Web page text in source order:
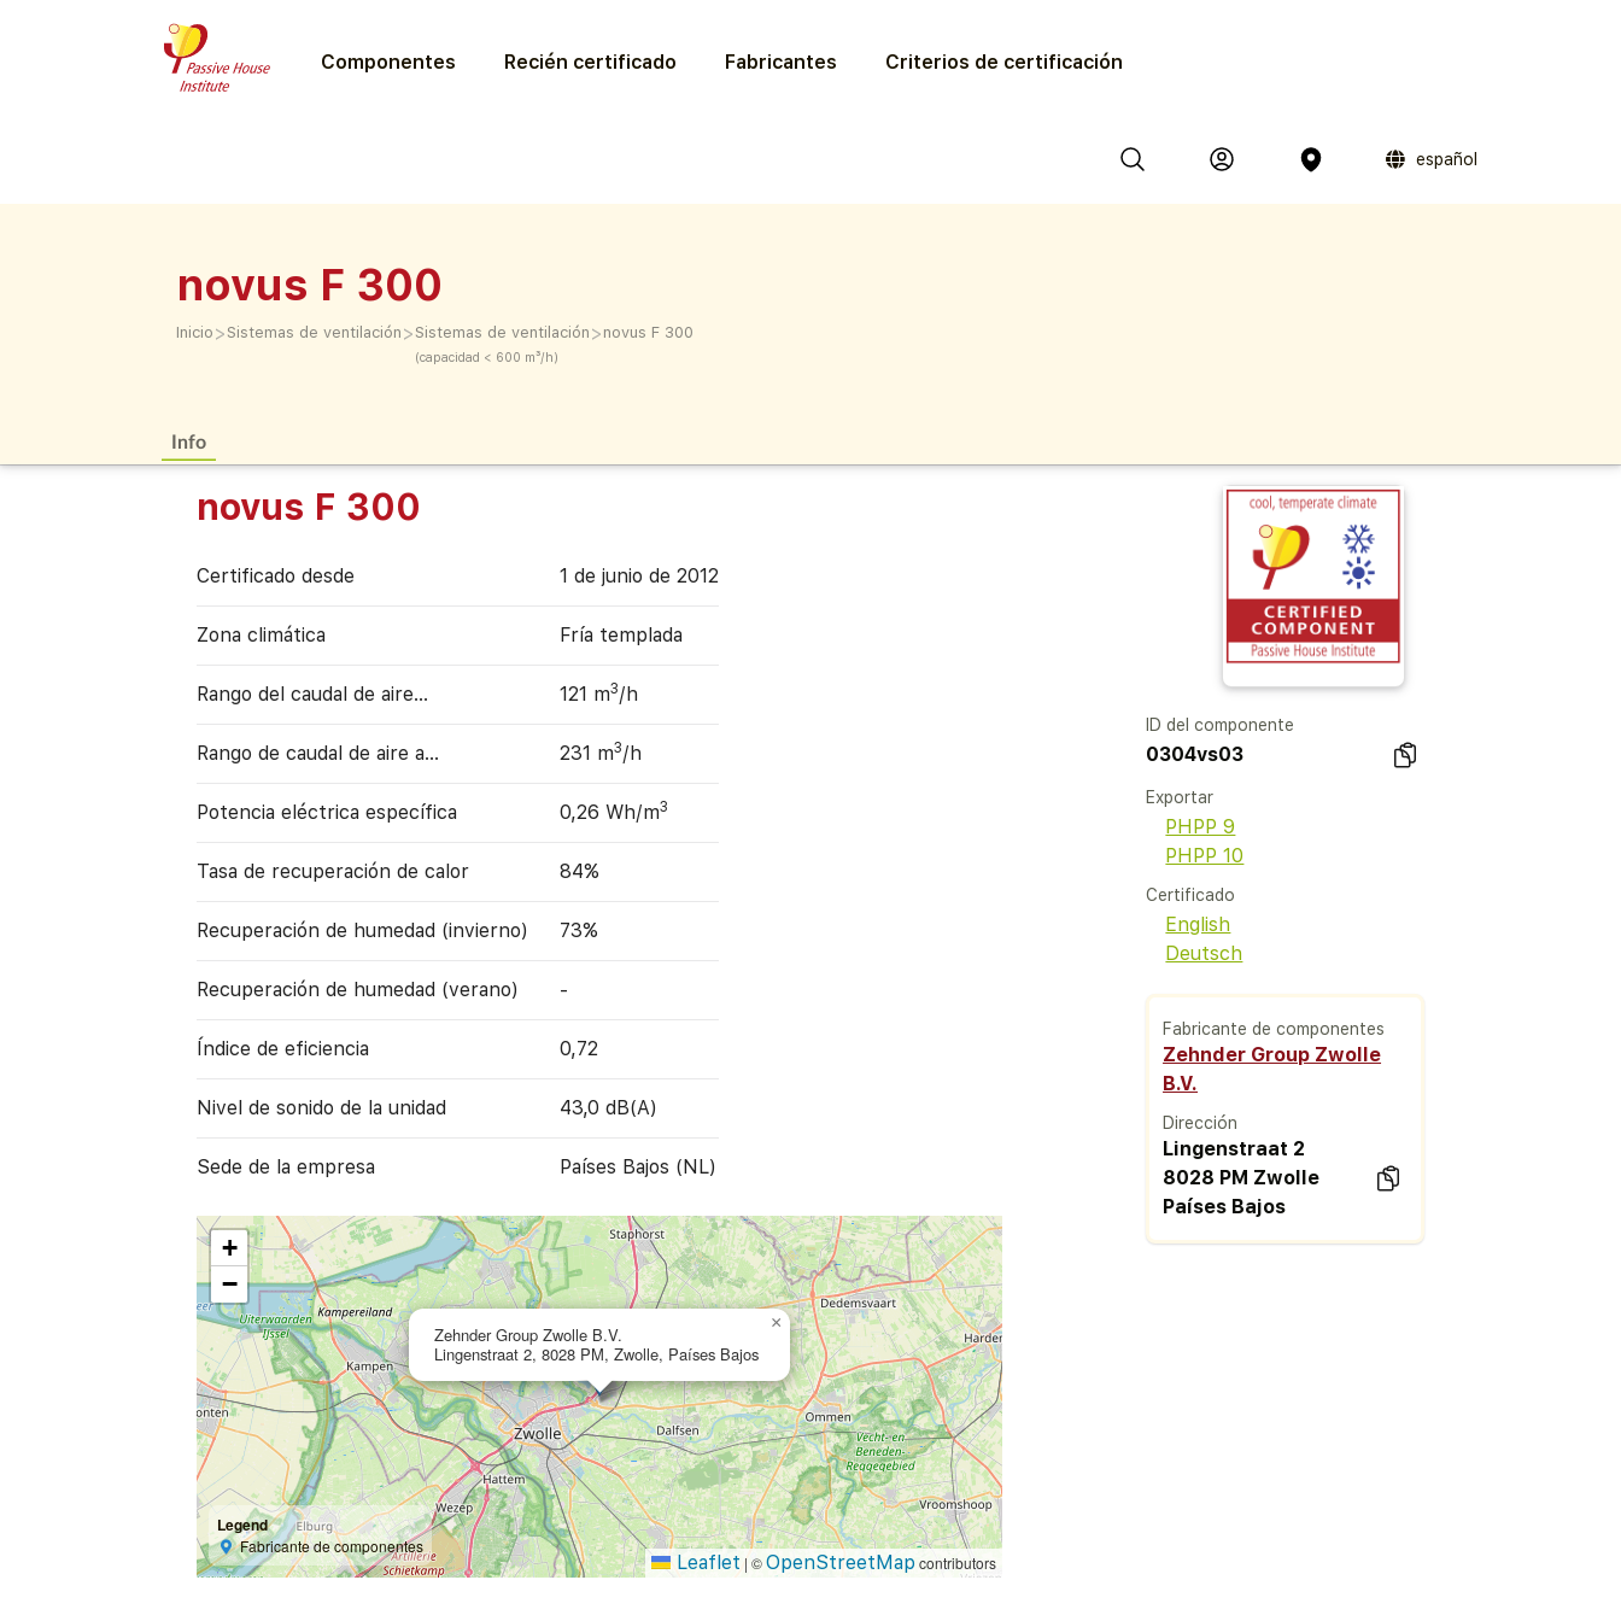
Componentes Recién certificado Fabricantes Criterios de certificación
español
novus F 300
Inicio > Sistemas de ventilación > Sistemas de ventilación
(capacidad < 600 m³/h)
> novus F 300
Info
novus F 300
Certificado desde 1 de junio de 2012
Zona climática Fría templada
Rango del caudal de aire... 121 m3/h
Rango de caudal de aire a… 231 m3/h
Potencia eléctrica específica 0,26 Wh/m3
Tasa de recuperación de calor 84%
Recuperación de humedad (invierno) 73%
Recuperación de humedad (verano) -
Índice de eficiencia 0,72
Nivel de sonido de la unidad 43,0 dB(A)
Sede de la empresa Países Bajos (NL)
Zehnder Group Zwolle B.V.
Lingenstraat 2, 8028 PM, Zwolle, Países Bajos
×
+
−
Legend
Fabricante de componentes
Leaflet | ©OpenStreetMap contributors
ID del componente
0304vs03
Exportar
PHPP 9
PHPP 10
Certificado
English
Deutsch
Fabricante de componentes
Zehnder Group Zwolle
B.V.
Dirección
Lingenstraat 2
8028 PM Zwolle
Países Bajos